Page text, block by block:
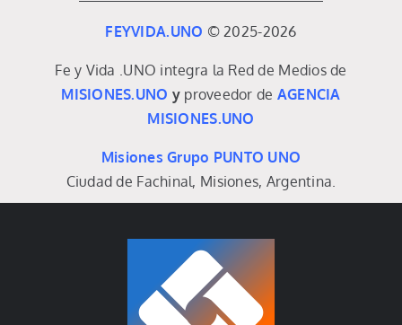
FEYVIDA.UNO © 2025-2026
Fe y Vida .UNO integra la Red de Medios de
MISIONES.UNO y proveedor de AGENCIA
MISIONES.UNO
Misiones Grupo PUNTO UNO
Ciudad de Fachinal, Misiones, Argentina.